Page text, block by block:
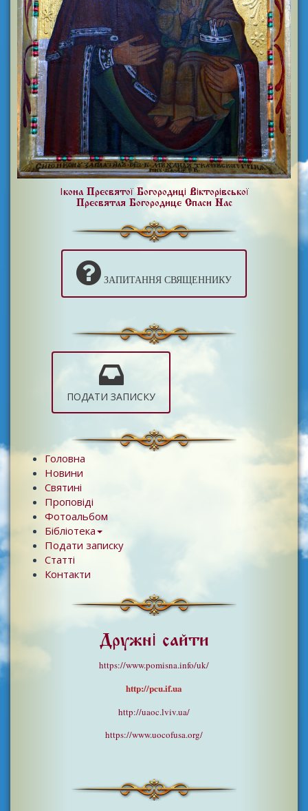
Ікона Пресвятої Богородиці Вікторівської
Пресвятая Богородице Спаси Нас
ЗАПИТАННЯ СВЯЩЕННИКУ
ПОДАТИ ЗАПИСКУ
Головна
Новини
Святині
Проповіді
Фотоальбом
Бібліотека
Подати записку
Статті
Контакти
Дружні сайти
https://www.pomisna.info/uk/
http://pcu.if.ua
http://uaoc.lviv.ua/
https://www.uocofusa.org/